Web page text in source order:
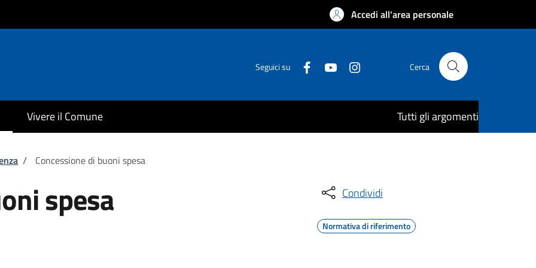
Accedi all'area personale
Seguici su Cerca
Vivere il Comune Tutti gli argomenti
/ Concessione di buoni spesa
spesa Condividi
Normativa di riferimento